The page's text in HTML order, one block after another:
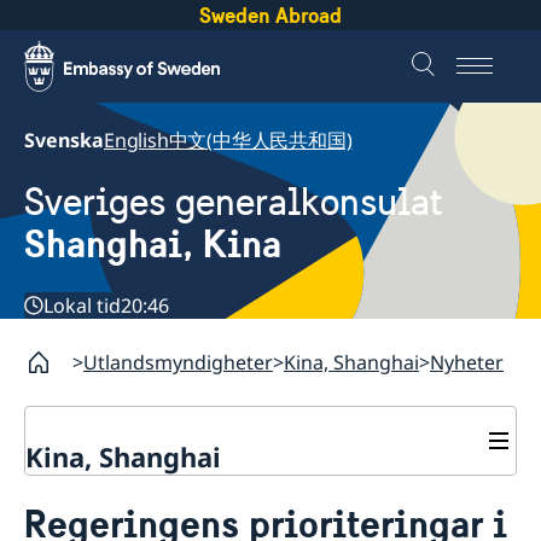
Sweden Abroad
SvenskaEnglish中文(中华人民共和国)
Sveriges generalkonsulat
Shanghai, Kina
Lokal tid20:46
Utlandsmyndigheter Kina, Shanghai Nyheter
Kina, Shanghai
generalkonsulatet
Regeringens prioriteringar i